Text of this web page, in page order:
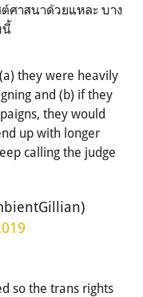
าสนาด้วยแหละ บาง
นี้
they were heavily
and (b) if they
they would
up with longer
calling the judge
so the trans rights